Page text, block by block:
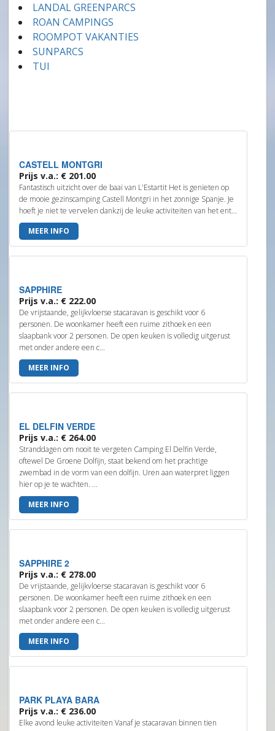
LANDAL GREENPARCS
ROAN CAMPINGS
ROOMPOT VAKANTIES
SUNPARCS
TUI
CASTELL MONTGRI
Prijs v.a.: € 201.00
Fantastisch uitzicht over de baai van L'Estartit Het is genieten op
de mooie gezinscamping Castell Montgri in het zonnige Spanje. Je
hoeft je niet te vervelen dankzij de leuke activiteiten van het ent...
MEER INFO
SAPPHIRE
Prijs v.a.: € 222.00
De vrijstaande, gelijkvloerse stacaravan is geschikt voor 6
personen. De woonkamer heeft een ruime zithoek en een
slaapbank voor 2 personen. De open keuken is volledig uitgerust
met onder andere een c...
MEER INFO
EL DELFIN VERDE
Prijs v.a.: € 264.00
Stranddagen om nooit te vergeten Camping El Delfin Verde,
oftewel De Groene Dolfijn, staat bekend om het prachtige
zwembad in de vorm van een dolfijn. Uren aan waterpret liggen
hier op je te wachten. ...
MEER INFO
SAPPHIRE 2
Prijs v.a.: € 278.00
De vrijstaande, gelijkvloerse stacaravan is geschikt voor 6
personen. De woonkamer heeft een ruime zithoek en een
slaapbank voor 2 personen. De open keuken is volledig uitgerust
met onder andere een c...
MEER INFO
PARK PLAYA BARA
Prijs v.a.: € 236.00
Elke avond leuke activiteiten Vanaf je stacaravan binnen tien